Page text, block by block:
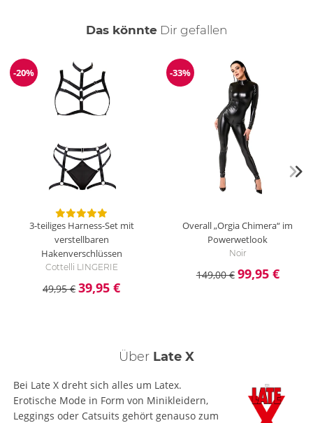
Das könnte Dir auch
gefallen
Reduzierung
-20%
3-teiliges Harness-Set mit
verstellbaren
Hakenverschlüssen
Cottelli LINGERIE
49,95 € 39,95 €
Reduzierung
-33%
Overall „Orgia Chimera“ im
Powerwetlook
Noir
149,00 € 99,95 €
Über Late X
Bei Late X dreht sich alles um Latex.
Erotische Mode in Form von Minikleidern,
Leggings oder Catsuits gehört genauso zum